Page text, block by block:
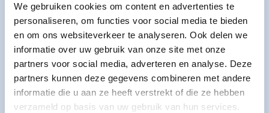
We gebruiken cookies om content en advertenties te
personaliseren, om functies voor social media te bieden
en om ons websiteverkeer te analyseren. Ook delen we
informatie over uw gebruik van onze site met onze
partners voor social media, adverteren en analyse. Deze
partners kunnen deze gegevens combineren met andere
informatie die u aan ze heeft verstrekt of die ze hebben
verzameld op basis van uw gebruik van hun services.